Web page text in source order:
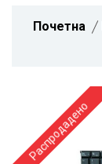
Почетна
Распродадено